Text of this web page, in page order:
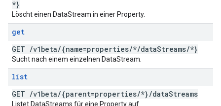
*}
Löscht einen DataStream in einer Property.
get
GET /v1beta/{name=properties/*/dataStreams/*}
Sucht nach einem einzelnen DataStream.
list
GET /v1beta/{parent=properties/*}/dataStreams
Listet DataStreams für eine Property auf.